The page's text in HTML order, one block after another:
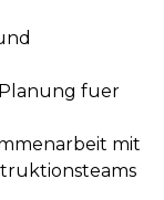
fuer
mit